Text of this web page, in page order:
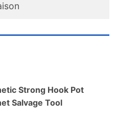
Strong Hook Pot
Salvage Tool